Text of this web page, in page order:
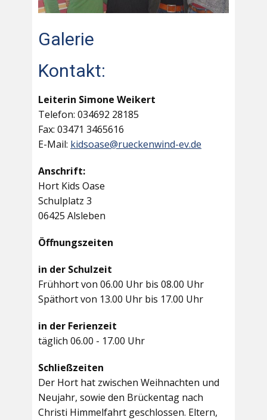
Galerie
Kontakt:
Leiterin Simone Weikert
Telefon: 034692 28185
Fax: 03471 3465616
E-Mail: kidsoase@rueckenwind-ev.de
Anschrift:
Hort Kids Oase
Schulplatz 3
06425 Alsleben
Öffnungszeiten
in der Schulzeit
Frühhort von 06.00 Uhr bis 08.00 Uhr
Späthort von 13.00 Uhr bis 17.00 Uhr
in der Ferienzeit
täglich 06.00 - 17.00 Uhr
Schließzeiten
Der Hort hat zwischen Weihnachten und
Neujahr, sowie den Brückentag nach
Christi Himmelfahrt geschlossen. Eltern,